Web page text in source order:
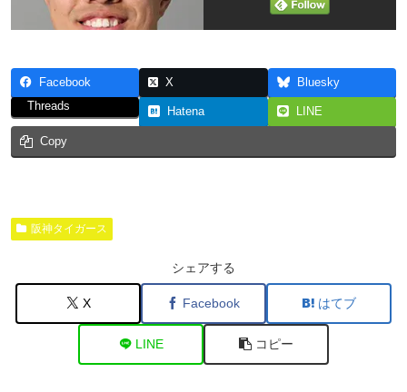
Facebook X
Bluesky
Threads
Hatena LINE
Copy
阪神タイガース
シェアする
X Facebook はてブ
LINE コピー